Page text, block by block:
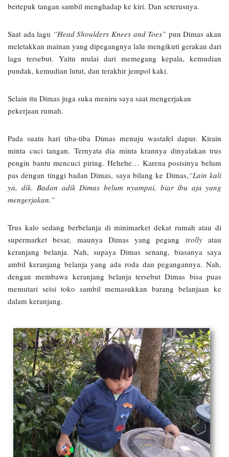
bertepuk tangan sambil menghadap ke kiri. Dan seterusnya.
Saat ada lagu “Head Shoulders Knees and Toes” pun Dimas akan
meletakkan mainan yang dipegangnya lalu mengikuti gerakan dari
lagu tersebut. Yaitu mulai dari memegang kepala, kemudian
pundak, kemudian lutut, dan terakhir jempol kaki.
Selain itu Dimas juga suka meniru saya saat mengerjakan
pekerjaan rumah.
Pada suatu hari tiba-tiba Dimas menuju wastafel dapur. Kirain
minta cuci tangan. Ternyata dia minta krannya dinyalakan trus
pengin bantu mencuci piring. Hehehe… Karena posisinya belum
pas dengan tinggi badan Dimas, saya bilang ke Dimas,“Lain kali
ya, dik. Badan adik Dimas belum nyampai, biar ibu aja yang
mengerjakan.”
Trus kalo sedang berbelanja di minimarket dekat rumah atau di
supermarket besar, maunya Dimas yang pegang trollyatau
keranjang belanja. Nah, supaya Dimas senang, biasanya saya
ambil keranjang belanja yang ada roda dan pegangannya. Nah,
dengan membawa keranjang belanja tersebut Dimas bisa puas
memutari seisi toko sambil memasukkan barang belanjaan ke
dalam keranjang.